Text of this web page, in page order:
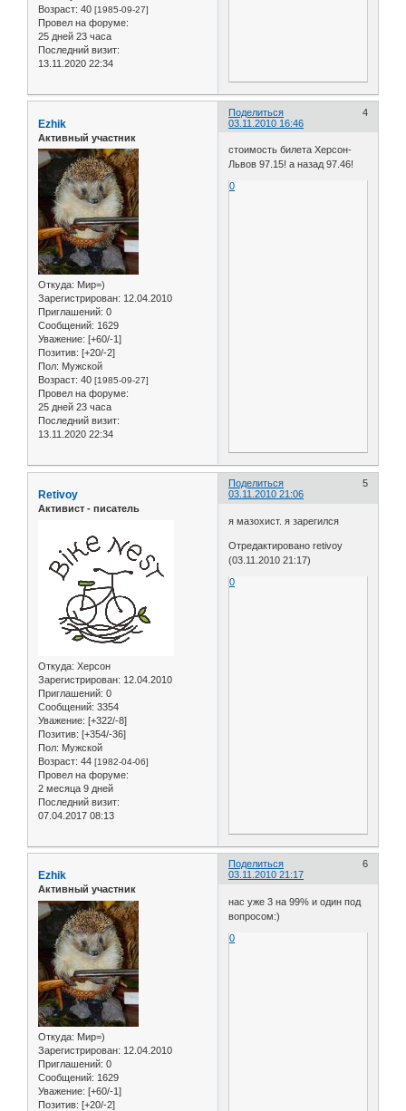
Возраст: 40 [1985-09-27]
Провел на форуме:
25 дней 23 часа
Последний визит:
13.11.2020 22:34
Поделиться
4
03.11.2010 16:46
Ezhik
Активный участник
Откуда: Мир=)
Зарегистрирован: 12.04.2010
Приглашений: 0
Сообщений: 1629
Уважение: [+60/-1]
Позитив: [+20/-2]
Пол: Мужской
Возраст: 40 [1985-09-27]
Провел на форуме:
25 дней 23 часа
Последний визит:
13.11.2020 22:34
стоимость билета Херсон-
Львов 97.15! а назад 97.46!
0
Поделиться
5
03.11.2010 21:06
Retivoy
Активист - писатель
Откуда: Херсон
Зарегистрирован: 12.04.2010
Приглашений: 0
Сообщений: 3354
Уважение: [+322/-8]
Позитив: [+354/-36]
Пол: Мужской
Возраст: 44 [1982-04-06]
Провел на форуме:
2 месяца 9 дней
Последний визит:
07.04.2017 08:13
я мазохист. я зарегился
Отредактировано retivoy
(03.11.2010 21:17)
0
Поделиться
6
03.11.2010 21:17
Ezhik
Активный участник
Откуда: Мир=)
Зарегистрирован: 12.04.2010
Приглашений: 0
Сообщений: 1629
Уважение: [+60/-1]
Позитив: [+20/-2]
нас уже 3 на 99% и один под
вопросом:)
0